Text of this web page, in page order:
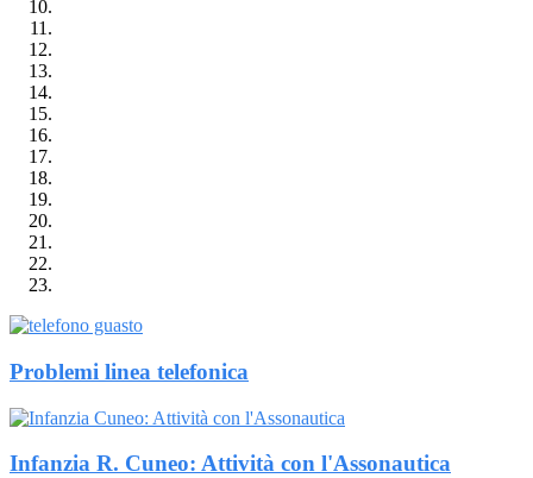
Problemi linea telefonica
Infanzia R. Cuneo: Attività con l'Assonautica